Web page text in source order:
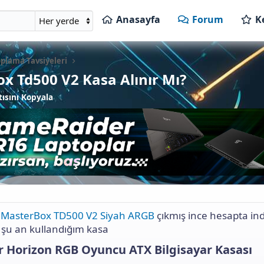
Anasayfa Forum
Tavsiyeleri
V2 Kasa Alınır Mı?
Kopyala
TD500 V2 Siyah ARGB çıkmış ince hesapta
şu an kullandığım kasa
Horizon RGB Oyuncu ATX Bilgisayar Kasası​